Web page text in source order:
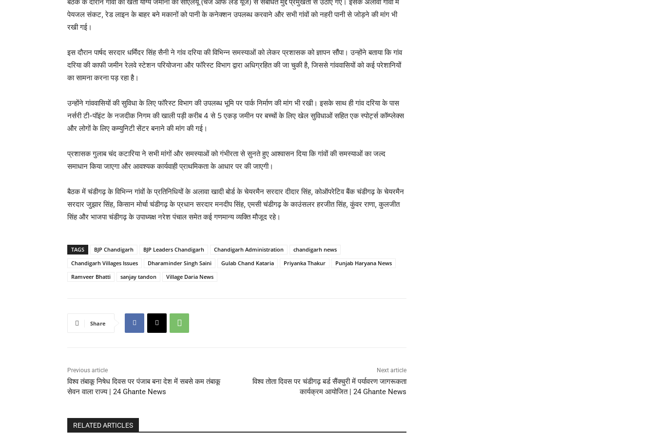
पेयजल संकट, रेड लाइन के बाहर बने मकानों को पानी के कनेक्शन उपलब्ध करवाने और सभी गांवों को नहरी पानी से जोड़ने की मांग भी
रखी गई।
इस दौरान पार्षद सरदार धर्मिंदर सिंह सैनी ने गांव दरिया की विभिन्न समस्याओं को लेकर प्रशासक को ज्ञापन सौंपा। उन्होंने बताया कि गांव
दरिया की काफी जमीन रेलवे स्टेशन परियोजना और फॉरेस्ट विभाग द्वारा अधिग्रहित की जा चुकी है, जिससे गांववासियों को कई परेशानियों
का सामना करना पड़ रहा है।
उन्होंने गांववासियों की सुविधा के लिए फॉरेस्ट विभाग की उपलब्ध भूमि पर पार्क निर्माण की मांग भी रखी। इसके साथ ही गांव दरिया के पास
नर्सरी टी-पॉइंट के नजदीक निगम की खाली पड़ी करीब 4 से 5 एकड़ जमीन पर बच्चों के लिए खेल सुविधाओं सहित एक स्पोर्ट्स कॉम्प्लेक्स
और लोगों के लिए कम्युनिटी सेंटर बनाने की मांग की गई।
प्रशासक गुलाब चंद कटारिया ने सभी मांगों और समस्याओं को गंभीरता से सुनते हुए आश्वासन दिया कि गांवों की समस्याओं का जल्द
समाधान किया जाएगा और आवश्यक कार्यवाही प्राथमिकता के आधार पर की जाएगी।
बैठक में चंडीगढ़ के विभिन्न गांवों के प्रतिनिधियों के अलावा खादी बोर्ड के चेयरमैन सरदार दीदार सिंह, कोऑपरेटिव बैंक चंडीगढ़ के चेयरमैन
सरदार जुझार सिंह, किसान मोर्चा चंडीगढ़ के प्रधान सरदार मनदीप सिंह, एमसी चंडीगढ़ के काउंसलर हरजीत सिंह, कुंवर राणा, कुलजीत
सिंह और भाजपा चंडीगढ़ के उपाध्यक्ष नरेश पंचाल समेत कई गणमान्य व्यक्ति मौजूद रहे।
TAGS BJP Chandigarh BJP Leaders Chandigarh Chandigarh Administration
chandigarh news
Chandigarh Villages Issues
Dharaminder Singh Saini Gulab Chand Kataria Priyanka Thakur
Punjab Haryana News
Ramveer Bhatti
sanjay tandon Village Daria News
Share
Previous article
विश्व तंबाकू निषेध दिवस पर पंजाब बना देश में सबसे कम तंबाकू
सेवन वाला राज्य | 24 Ghante News
Next article
विश्व तोता दिवस पर चंडीगढ़ बर्ड सैंक्चुरी में पर्यावरण जागरूकता
कार्यक्रम आयोजित | 24 Ghante News
RELATED ARTICLES